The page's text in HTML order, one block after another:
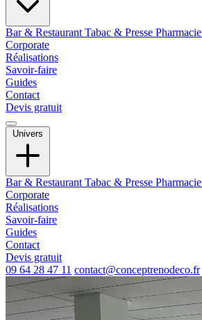
Bar & Restaurant Tabac & Presse Pharmacie
Corporate
Réalisations
Savoir-faire
Guides
Contact
Devis gratuit
Univers
Bar & Restaurant Tabac & Presse Pharmacie
Corporate
Réalisations
Savoir-faire
Guides
Contact
Devis gratuit
09 64 28 47 11 contact@conceptrenodeco.fr